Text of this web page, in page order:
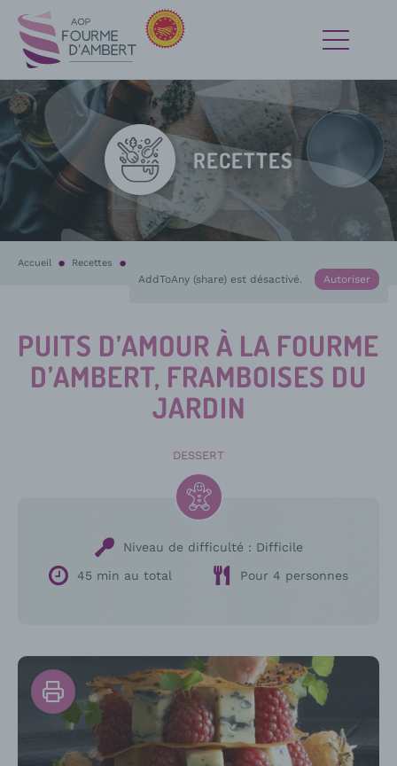
RECETTES
Accueil Recettes
AddToAny (share) est désactivé. Autoriser
PUITS D’AMOUR À LA FOURME
D’AMBERT, FRAMBOISES DU
JARDIN
DESSERT
Niveau de difficulté : Difficile
45 min au total
Pour 4 personnes
Imprimer